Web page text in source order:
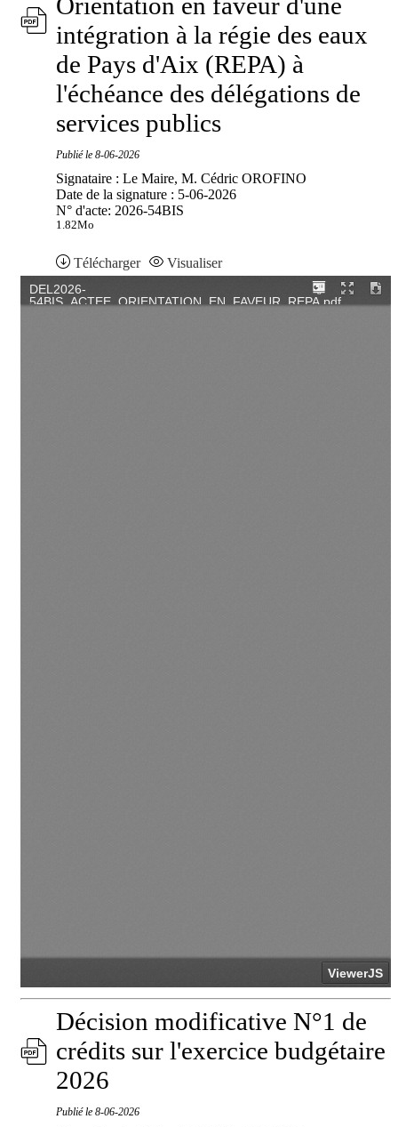
intégration à la régie des eaux
de Pays d'Aix (REPA) à
l'échéance des délégations de
services publics
Publié le 8-06-2026
Signataire : Le Maire, M. Cédric OROFINO
Date de la signature : 5-06-2026
N° d'acte: 2026-54BIS
1.82Mo
Télécharger Visualiser
Décision modificative N°1 de
crédits sur l'exercice budgétaire
2026
Publié le 8-06-2026